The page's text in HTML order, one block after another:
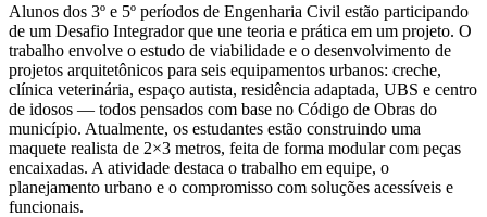
Alunos dos 3º e 5º períodos de Engenharia Civil estão participando
de um Desafio Integrador que une teoria e prática em um projeto. O
trabalho envolve o estudo de viabilidade e o desenvolvimento de
projetos arquitetônicos para seis equipamentos urbanos: creche,
clínica veterinária, espaço autista, residência adaptada, UBS e centro
de idosos — todos pensados com base no Código de Obras do
município. Atualmente, os estudantes estão construindo uma
maquete realista de 2×3 metros, feita de forma modular com peças
encaixadas. A atividade destaca o trabalho em equipe, o
planejamento urbano e o compromisso com soluções acessíveis e
funcionais.